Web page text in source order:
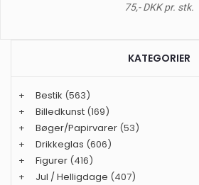
75,- DKK pr. stk.
KATEGORIER
+ Bestik (563)
+
Billedkunst (169)
+
Bøger/Papirvarer (53)
+
Drikkeglas (606)
+
Figurer (416)
+
Jul / Helligdage (407)